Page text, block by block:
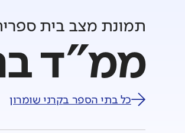
תמונת מצב בית
ממ"ד
כל בתי הספר בקרני שומרון